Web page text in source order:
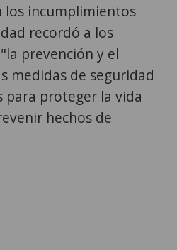
los incumplimientos
recordó a los
prevención y el
medidas de seguridad
proteger la vida
hechos de